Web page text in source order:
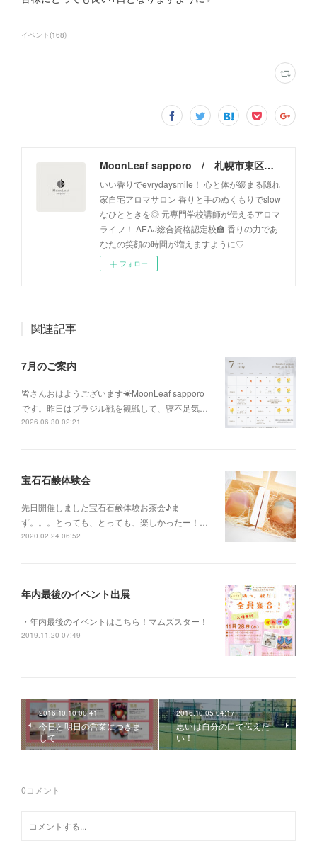
イベント (168)
MoonLeaf sapporo / 札幌市東区の100種類以上の香りが楽しめるアロマスクール＆トリートメントサロン
いい香りでevrydaysmile！ 心と体が緩まる隠れ
家自宅アロマサロン 香りと手のぬくもりでslow
なひとときを◎ 元専門学校講師が伝えるアロマ
ライフ！ AEAJ総合資格認定校🏫 香りの力であ
なたの笑顔の時間が増えますように♡
フォロー
関連記事
7月のご案内
皆さんおはようございます☀MoonLeaf sapporo
です。昨日はブラジル戦を観戦して、寝不足気…
2026.06.30 02:21
宝石石鹸体験会
先日開催しました宝石石鹸体験お茶会♪ま
ず。。。とっても、とっても、楽しかったー！…
2020.02.24 06:52
年内最後のイベント出展
・年内最後のイベントはこちら！マムズスター！
2019.11.20 07:49
2016.10.10 00:41
今日と明日の営業につきま
して
2016.10.05 04:17
思いは自分の口で伝えた
い！
0コメント